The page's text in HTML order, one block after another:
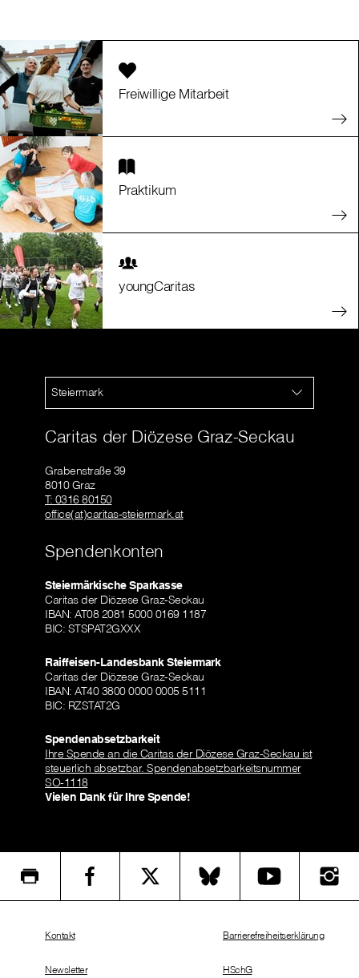
Freiwillige Mitarbeit
Praktikum
youngCaritas
Steiermark
Caritas der Diözese Graz-Seckau
Grabenstraße 39
8010 Graz
T: 0316 80150
office(at)caritas-steiermark.at
Spendenkonten
Steiermärkische Sparkasse
Caritas der Diözese Graz-Seckau
IBAN: AT08 2081 5000 0169 1187
BIC: STSPAT2GXXX
Raiffeisen-Landesbank Steiermark
Caritas der Diözese Graz-Seckau
IBAN: AT40 3800 0000 0005 5111
BIC: RZSTAT2G
Spendenabsetzbarkeit
Ihre Spende an die Caritas der Diözese Graz-Seckau ist
steuerlich absetzbar. Spendenabsetzbarkeitsnummer
SO-1118
Vielen Dank für Ihre Spende!
Kontakt
Newsletter
Barrierefreiheitserklärung
HSchG